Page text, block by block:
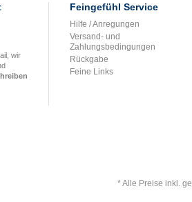
wir
Feingefühl Service
Hilfe / Anregungen
Versand- und
Zahlungsbedingungen
Rückgabe
Feine Links
* Alle Preise inkl.